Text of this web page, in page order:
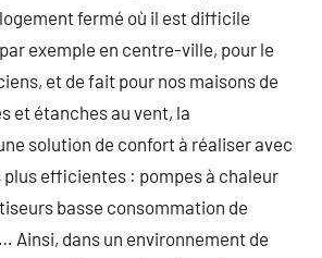
fermé où il est difficile
exemple en centre-ville, pour le
et de fait pour nos maisons de
et étanches au vent, la
solution de confort à réaliser avec
plus efficientes : pompes à chaleur
basse consommation de
Ainsi, dans un environnement de